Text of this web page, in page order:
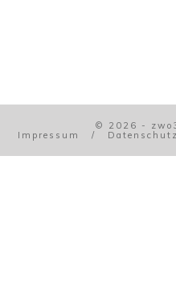
© 2026 -
Impressum /